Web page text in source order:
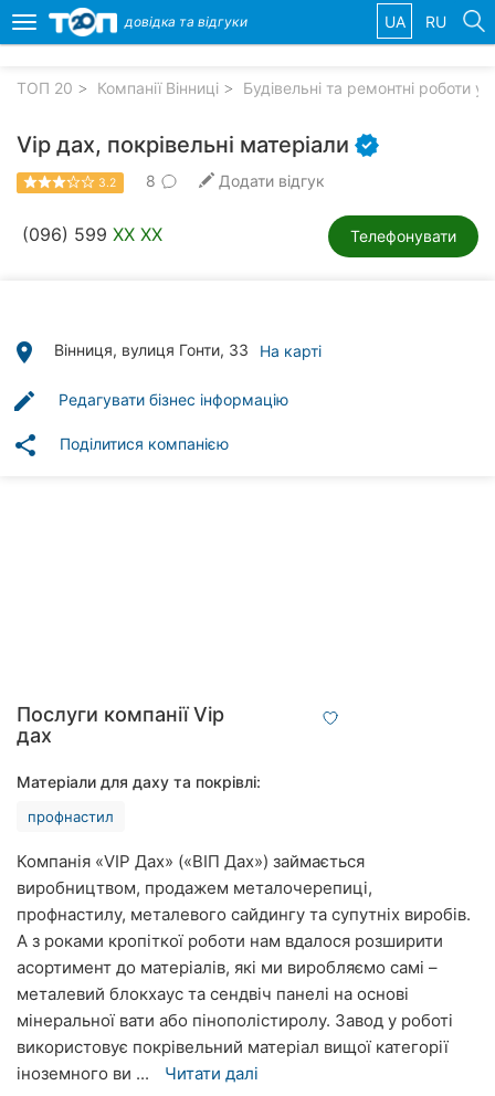
компанії
Ветеринарні
Приватні
клініки
міста:
Вінниця
Житомир
Тернопіль
Хмельницький
Рівне
Одеса
Toggle
navigation
довідка та відгуки UA RU
ТОП 20 Компанії Вінниці Будівельні та ремонтні роботи у
Vip дах, покрівельні матеріали
3.2 8 Додати відгук
(096) 599 XX XX Телефонувати
place Вінниця, вулиця Гонти, 33 На карті
edit Редагувати бізнес інформацію
share Поділитися компанією
Послуги компанії Vip
дах
Матеріали для даху та покрівлі:
профнастил
Компанія «VIP Дах» («ВІП Дах») займається
виробництвом, продажем металочерепиці,
профнастилу, металевого сайдингу та супутніх виробів.
А з роками кропіткої роботи нам вдалося розширити
асортимент до матеріалів, які ми виробляємо самі –
металевий блокхаус та сендвіч панелі на основі
мінеральної вати або пінополістиролу. Завод у роботі
використовує покрівельний матеріал вищої категорії
іноземного ви ...
Читати далі